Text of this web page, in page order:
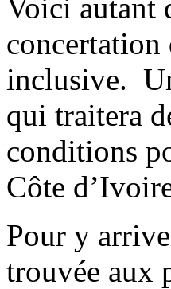
Voici autant
inclusive.
qui traitera
conditions
Côte
Pour y
trouvée aux